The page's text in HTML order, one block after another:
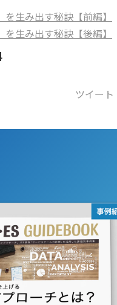
生み出す秘訣【前編】
生み出す秘訣【後編】
ツイート